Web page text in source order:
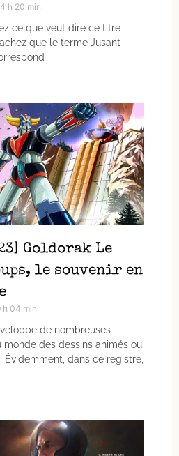
h 20 min
ce que veut dire ce titre
que le terme Jusant
Goldorak Le
le souvenir en
h 04 min
de nombreuses
des dessins animés ou
Évidemment, dans ce registre,